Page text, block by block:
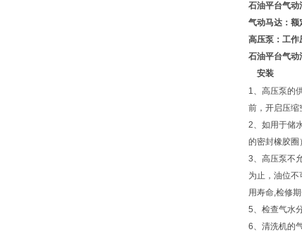
石油平台气动
气动马达：额
高压泵：工
石油平台气动
安装
1、高压泵的
前，开启压缩
2、如用于储
的密封橡胶圈）
3、高压泵不
为止，油位
用寿命,检修
5、检查气水
6、清洗机的